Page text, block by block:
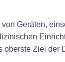
Geräten,
oberste Ziel der